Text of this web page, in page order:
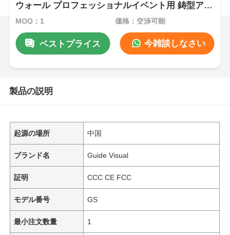
ウォール プロフェッショナルイベント用 鋳型アル
ミキャビネット
MOQ：1 価格：交渉可能
ベストプライス 今雑談しなさい
製品の説明
起源の場所 中国
ブランド名 Guide Visual
証明 CCC CE FCC
モデル番号 GS
最小注文数量 1